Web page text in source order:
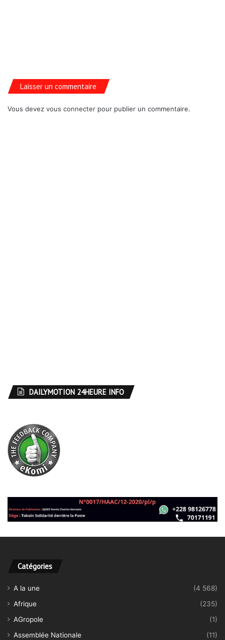
Laisser un commentaire
Vous devez vous connecter pour publier un commentaire.
DAILYMOTION 24HEURE INFO
Catégories
A la une
(4 568)
Afrique
(235)
AGropole
(1)
Assemblée Nationale
(11)